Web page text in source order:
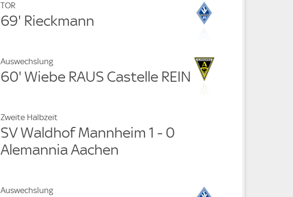
TOR
69' Rieckmann
Auswechslung
60' Wiebe RAUS Castelle REIN
Zweite Halbzeit
SV Waldhof Mannheim 1 - 0
Alemannia Aachen
Auswechslung